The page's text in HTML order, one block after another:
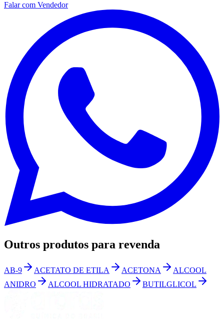
Falar com Vendedor
Outros produtos para revenda
AB-9 ACETATO DE ETILA ACETONA
ALCOOL
ANIDRO
ALCOOL HIDRATADO BUTILGLICOL